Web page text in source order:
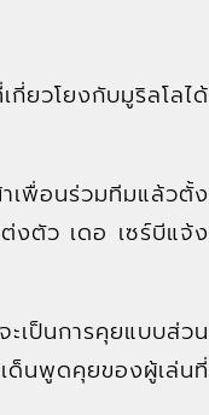
ยวโยงกับมูริลโลได้
เพื่อนร่วมทีมแล้วตั้ง
งตัว เดอ เซร์บีแจ้ง
เป็นการคุยแบบส่วน
นพูดคุยของผู้เล่นที่